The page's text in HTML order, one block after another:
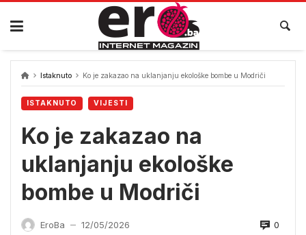
Skip
content
Istaknuto Ko je zakazao na uklanjanju ekološke bombe u Modriči
ISTAKNUTO VIJESTI
Ko je zakazao na
uklanjanju ekološke
bombe u Modriči
EroBa — 12/05/2026 0